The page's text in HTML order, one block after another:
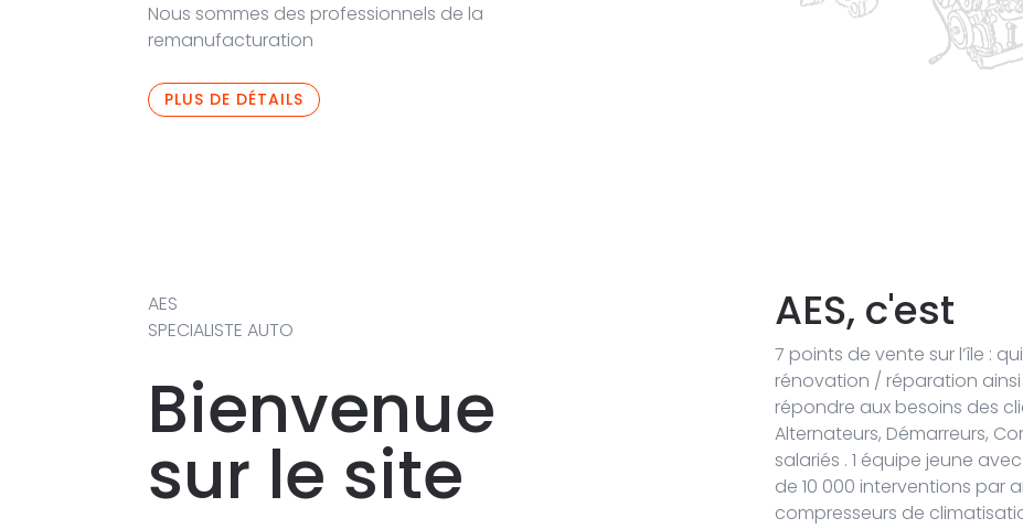
Nous sommes des professionnels de la
remanufacturation
PLUS DE DÉTAILS
AES
SPECIALISTE AUTO
Bienvenue
sur le site
AES, c'est
7 points de vente sur l’île :
rénovation / réparation
répondre aux besoins des
Alternateurs, Démarreurs,
salariés . 1 équipe jeune
de 10 000 interventions par
compresseurs de